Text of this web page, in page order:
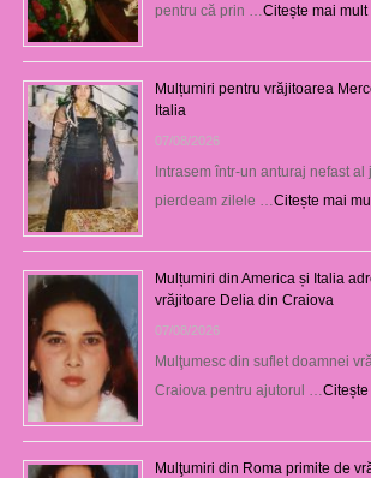
pentru că prin … Citește mai mult
Mulțumiri pentru vrăjitoarea
Italia
07/08/2026
Intrasem într-un anturaj nefast al
pierdeam zilele … Citește mai
Mulțumiri din America și Italia
vrăjitoare Delia din Craiova
07/08/2026
Mulţumesc din suflet doamnei
Craiova pentru ajutorul …
Mulţumiri din Roma primite de